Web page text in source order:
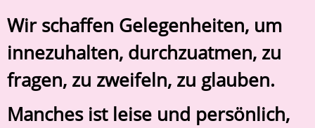
Wir schaffen Gelegenheiten, um
innezuhalten, durchzuatmen, zu
fragen, zu zweifeln, zu glauben.
Manches ist leise und persönlich,